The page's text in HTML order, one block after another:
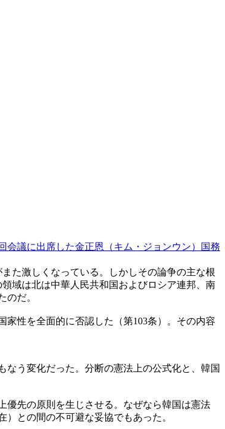
会議に出席した金正恩（キム・ジョンウン）国務
た激しくなっている。しかしその論争の主な根
域は北は中華人民共和国およびロシア連邦、南
のだ。
性を全面的に否認した（第103条）。その内容
なう変化だった。分断の憲法上の公式化と、韓国
優先の原則を生じさせる。なぜなら韓国は憲法
との間の不可避な妥協でもあった。